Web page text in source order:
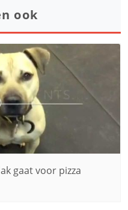
ook
gaat voor pizza